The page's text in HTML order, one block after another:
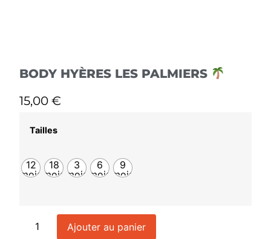
BODY HYÈRES LES PALMIERS
15,00 €
Tailles
12
mois
18
mois
3
mois
6
mois
9
mois
Ajouter au panier